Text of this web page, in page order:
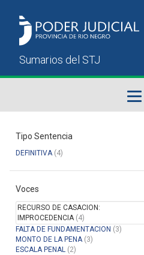
Sumarios del STJ
Manual del Usuario
Tipo Sentencia
DEFINITIVA(4)
Voces
RECURSO DE CASACION:
IMPROCEDENCIA(4)
FALTA DE FUNDAMENTACION (3)
MONTO DE LA PENA(3)
ESCALA PENAL (2)